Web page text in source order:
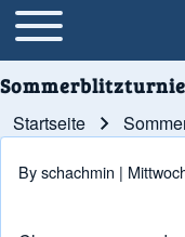
Main navigation
Open or Close
Pfadnavigation
Startseite
Byschachmin |